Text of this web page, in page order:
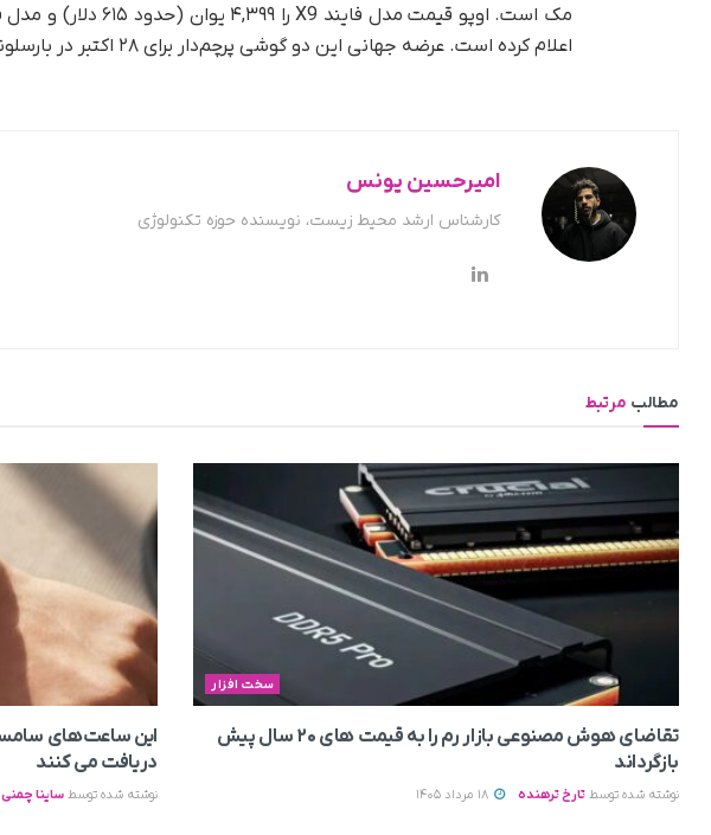
اعلام کرده است. عرضه جهانی این دو گوشی پرچم‌دار برای ۲۸ اکتبر در بارسلونا برنامه‌ریزی شده است.
امیرحسین یونس
کارشناس ارشد محیط زیست، نویسنده حوزه تکنولوژی
مطالب مرتبط
سخت افزار
تقاضای هوش مصنوعی بازار رم را به قیمت های ۲۰ سال پیش
بازگرداند
نوشته شده توسط تارخ ترهنده
دریافت می کنند
نوشته شده توسط ساینا چمنی